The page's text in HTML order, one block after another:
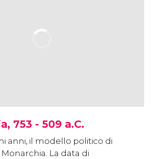
753 - 509 a.C.
anni, il modello politico di
La data di